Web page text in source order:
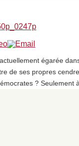
égarée
de ses propres
?